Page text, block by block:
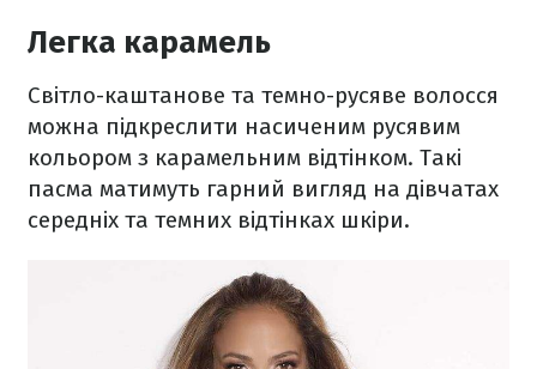
Легка карамель
Світло-каштанове та темно-русяве волосся
можна підкреслити насиченим русявим
кольором з карамельним відтінком. Такі
пасма матимуть гарний вигляд на дівчатах
середніх та темних відтінках шкіри.